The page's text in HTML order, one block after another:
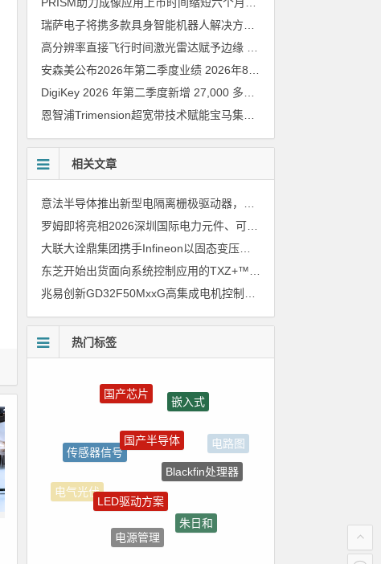
安森美公布2026年第二季度业绩 2026年8月6日
恩智浦Trimension超宽带技术赋能宝马集团Digital Key Plus及生命体存在检测功能
相关文章
罗姆即将亮相2026深圳国际电力元件、可再生能源管理展览会暨研讨会
大联大诠鼎集团携手Infineon以固态变压器重构配电效率新标杆
热门标签
国产芯片
嵌入式
电路图
电气光伏
Blackfin处理器
朱日和
电源管理
LED驱动方案